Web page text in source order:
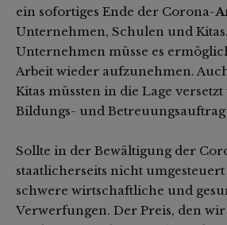
ein sofortiges Ende der Corona-
Unternehmen, Schulen und
Unternehmen müsse es
Arbeit wieder aufzunehmen.
Kitas müssten in die Lage
Bildungs- und
Sollte in der Bewältigung der
staatlicherseits nicht
schwere wirtschaftliche und
Verwerfungen. Der Preis, den